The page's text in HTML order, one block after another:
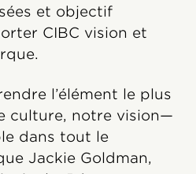
et objectif
CIBC vision et
l’élément le plus
culture, notre vision—
dans tout le
Jackie Goldman,